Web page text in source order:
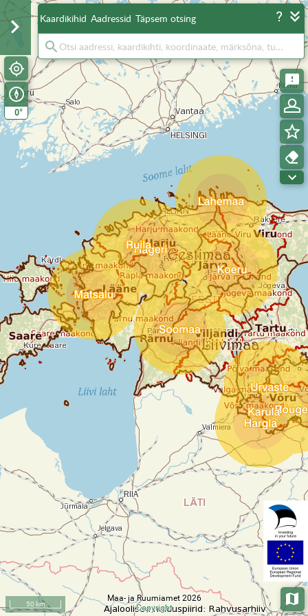
0°
Kaardikihid Aadressid Täpsem otsing
50 km
Maa- ja Ruumiamet 2026
Copyright